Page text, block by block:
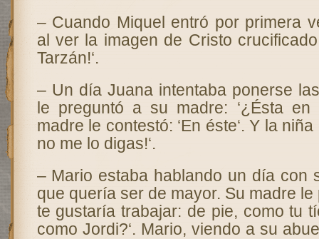
– Cuando Miquel entró por primera
al ver la imagen de Cristo
Tarzán!‘.
– Un día Juana intentaba ponerse
le preguntó a su madre: ‘¿Ésta en
madre le contestó: ‘En éste‘. Y la niña
no me lo digas!‘.
– Mario estaba hablando un día con
que quería ser de mayor. Su madre le
te gustaría trabajar: de pie, como tu
como Jordi?‘. Mario, viendo a su